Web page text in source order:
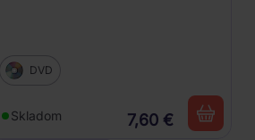
DVD
Skladom 7,60 €